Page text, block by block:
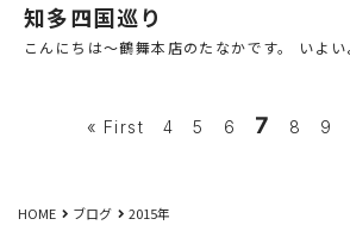
知多四国巡り
こんにちは～鶴舞本店のたなかです。 いよ
« First 4 5 6 7 8 9
HOME ブログ 2015年